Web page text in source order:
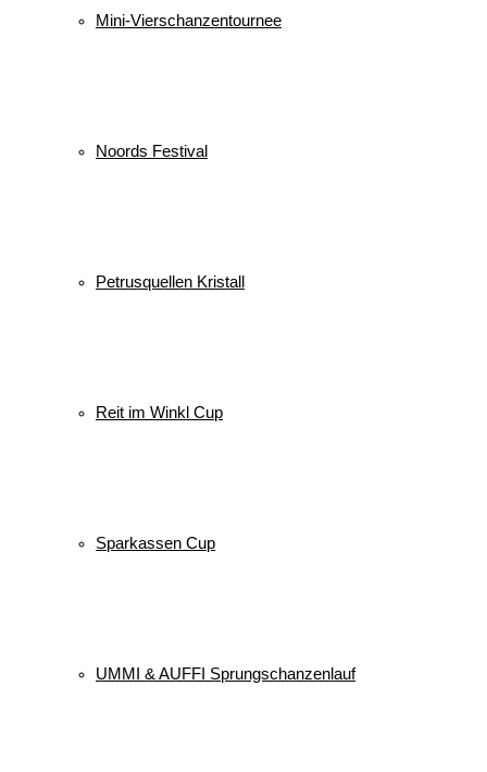
Mini-Vierschanzentournee
Noords Festival
Petrusquellen Kristall
Reit im Winkl Cup
Sparkassen Cup
UMMI & AUFFI Sprungschanzenlauf